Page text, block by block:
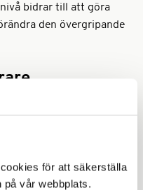
för att säkerställa
på vår webbplats.
bidrar till att göra
den övergripande
och
dem till ett allt viktigare
miljöer.